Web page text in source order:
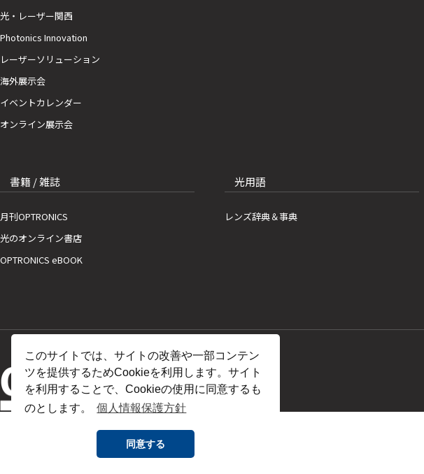
このサイトでは、サイトの改善や一部コンテン
ツを提供するためCookieを利用します。サイト
を利用することで、Cookieの使用に同意するも
のとします。
個人情報保護方針
同意する
光・レーザー関西
Photonics Innovation
レーザーソリューション
海外展示会
イベントカレンダー
オンライン展示会
書籍 / 雑誌
月刊OPTRONICS
光のオンライン書店
OPTRONICS eBOOK
光用語
レンズ辞典＆事典